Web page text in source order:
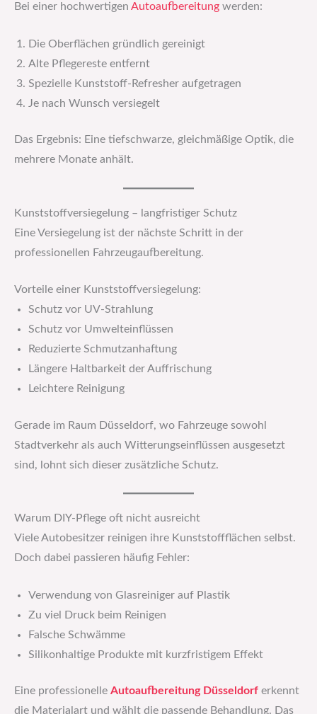
Bei einer hochwertigen Autoaufbereitung werden:
Die Oberflächen gründlich gereinigt
Alte Pflegereste entfernt
Spezielle Kunststoff-Refresher aufgetragen
Je nach Wunsch versiegelt
Das Ergebnis: Eine tiefschwarze, gleichmäßige Optik, die
mehrere Monate anhält.
Kunststoffversiegelung – langfristiger Schutz
Eine Versiegelung ist der nächste Schritt in der
professionellen Fahrzeugaufbereitung.
Vorteile einer Kunststoffversiegelung:
Schutz vor UV-Strahlung
Schutz vor Umwelteinflüssen
Reduzierte Schmutzanhaftung
Längere Haltbarkeit der Auffrischung
Leichtere Reinigung
Gerade im Raum Düsseldorf, wo Fahrzeuge sowohl
Stadtverkehr als auch Witterungseinflüssen ausgesetzt
sind, lohnt sich dieser zusätzliche Schutz.
Warum DIY-Pflege oft nicht ausreicht
Viele Autobesitzer reinigen ihre Kunststoffflächen selbst.
Doch dabei passieren häufig Fehler:
Verwendung von Glasreiniger auf Plastik
Zu viel Druck beim Reinigen
Falsche Schwämme
Silikonhaltige Produkte mit kurzfristigem Effekt
Eine professionelle Autoaufbereitung Düsseldorf erkennt
die Materialart und wählt die passende Behandlung. Das